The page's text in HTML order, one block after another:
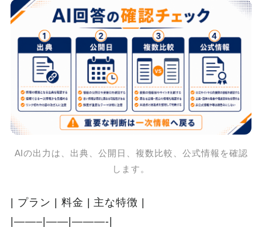
AIの出力は、出典、公開日、複数比較、公式情報を確認
します。
| プラン | 料金 | 主な特徴 |
|——–|——|———-|